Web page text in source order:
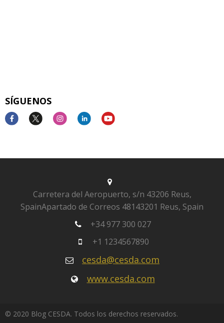
SÍGUENOS
Carretera del Aeropuerto, s/n 43206 Reus,
SpainApartado de Correos 48143201 Reus, Spain
+34 977 300 027
+1 1234567890
cesda@cesda.com
www.cesda.com
© 2020 Blog CESDA. Todos los derechos reservados.